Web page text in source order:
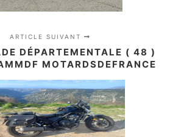
ARTICLE SUIVANT
DÉPARTEMENTALE ( 48 )
MOTARDSDEFRANCE